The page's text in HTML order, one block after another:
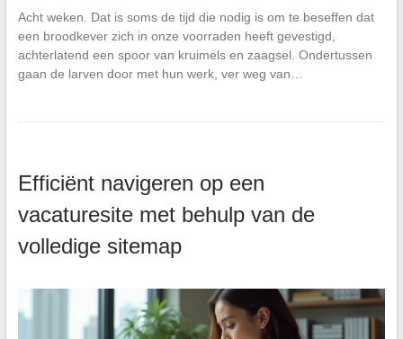
Acht weken. Dat is soms de tijd die nodig is om te beseffen dat
een broodkever zich in onze voorraden heeft gevestigd,
achterlatend een spoor van kruimels en zaagsel. Ondertussen
gaan de larven door met hun werk, ver weg van…
Efficiënt navigeren op een
vacaturesite met behulp van de
volledige sitemap